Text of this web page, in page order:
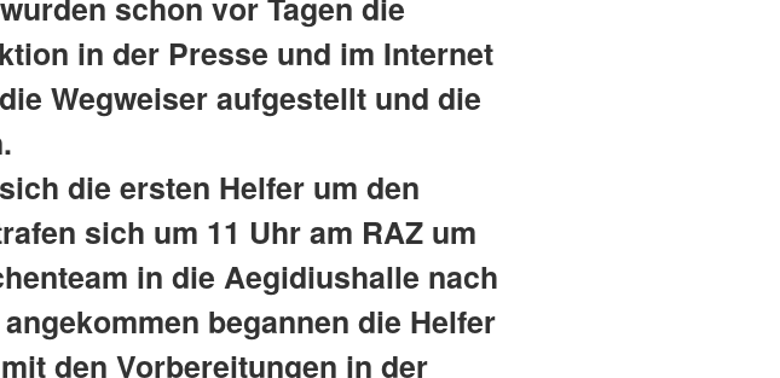
in der Presse und im Internet
Wegweiser aufgestellt und die
die ersten Helfer um den
sich um 11 Uhr am RAZ um
in die Aegidiushalle nach
begannen die Helfer
den Vorbereitungen in der